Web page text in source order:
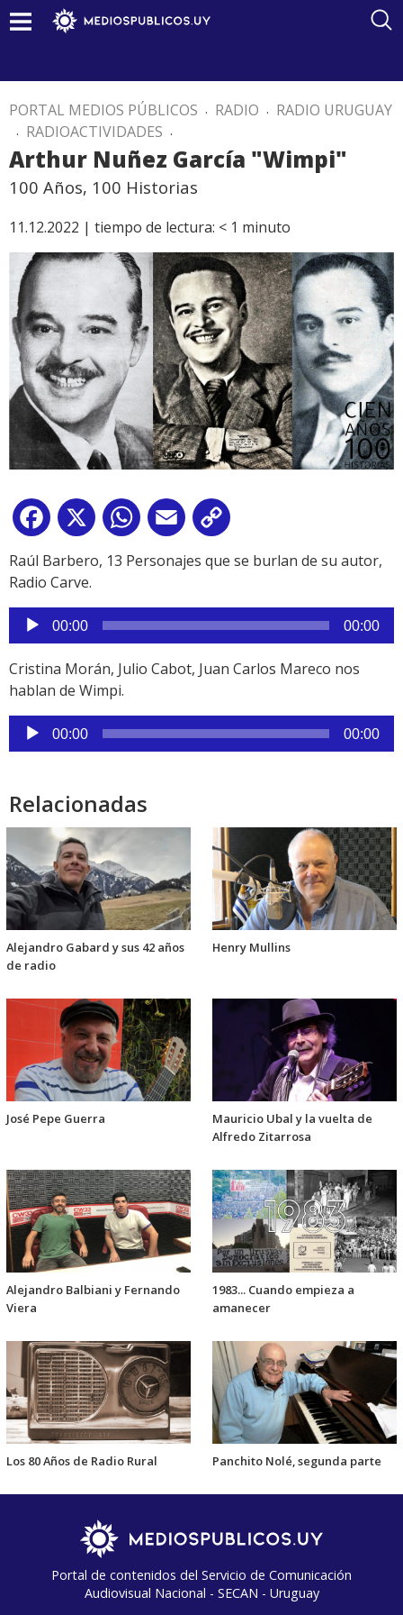
PORTAL MEDIOS PÚBLICOS . RADIO . RADIO URUGUAY
. RADIOACTIVIDADES .
Arthur Nuñez García "Wimpi"
100 Años, 100 Historias
11.12.2022 | tiempo de lectura: < 1 minuto
Facebook
X WhatsApp
Email
Link
Raúl Barbero, 13 Personajes que se burlan de su autor,
Radio Carve.
Reproductor
de
audio
00:00 00:00
Cristina Morán, Julio Cabot, Juan Carlos Mareco nos
hablan de Wimpi.
Reproductor
de
00:00 00:00
Relacionadas
Alejandro Gabard y sus 42 años
de radio
Henry Mullins
José Pepe Guerra
Mauricio Ubal y la vuelta de
Alfredo Zitarrosa
Alejandro Balbiani y Fernando
Viera
1983... Cuando empieza a
amanecer
Los 80 Años de Radio Rural Panchito Nolé, segunda parte
Portal de contenidos del Servicio de Comunicación
Audiovisual Nacional - SECAN - Uruguay